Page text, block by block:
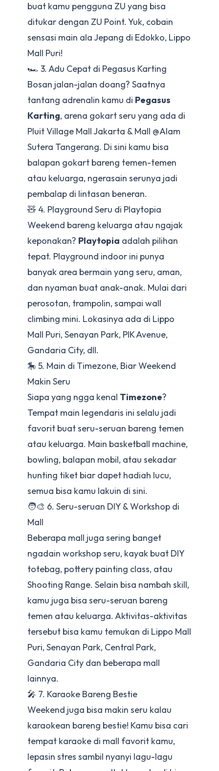
buat kamu pengguna ZU yang bisa
ditukar dengan ZU Point. Yuk, cobain
sensasi main ala Jepang di Edokko, Lippo
Mall Puri!
🏎 3. Adu Cepat di Pegasus Karting
Bosan jalan-jalan doang? Saatnya
tantang adrenalin kamu di Pegasus
Karting, arena gokart seru yang ada di
Pluit Village Mall Jakarta & Mall @Alam
Sutera Tangerang. Di sini kamu bisa
balapan gokart bareng temen-temen
atau keluarga, ngerasain serunya jadi
pembalap di lintasan beneran.
🧸 4. Playground Seru di Playtopia
Weekend bareng keluarga atau ngajak
keponakan? Playtopia adalah pilihan
tepat. Playground indoor ini punya
banyak area bermain yang seru, aman,
dan nyaman buat anak-anak. Mulai dari
perosotan, trampolin, sampai wall
climbing mini. Lokasinya ada di Lippo
Mall Puri, Senayan Park, PIK Avenue,
Gandaria City, dll.
🎠 5. Main di Timezone, Biar Weekend
Makin Seru
Siapa yang ngga kenal Timezone?
Tempat main legendaris ini selalu jadi
favorit buat seru-seruan bareng temen
atau keluarga. Main basketball machine,
bowling, balapan mobil, atau sekadar
hunting tiket biar dapet hadiah lucu,
semua bisa kamu lakuin di sini.
🧑‍🎨 6. Seru-seruan DIY & Workshop di
Mall
Beberapa mall juga sering banget
ngadain workshop seru, kayak buat DIY
totebag, pottery painting class, atau
Shooting Range. Selain bisa nambah skill,
kamu juga bisa seru-seruan bareng
temen atau keluarga. Aktivitas-aktivitas
tersebut bisa kamu temukan di Lippo Mall
Puri, Senayan Park, Central Park,
Gandaria City dan beberapa mall
lainnya.
🎤 7. Karaoke Bareng Bestie
Weekend juga bisa makin seru kalau
karaokean bareng bestie! Kamu bisa cari
tempat karaoke di mall favorit kamu,
lepasin stres sambil nyanyi lagu-lagu